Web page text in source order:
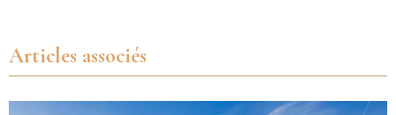
Articles associés